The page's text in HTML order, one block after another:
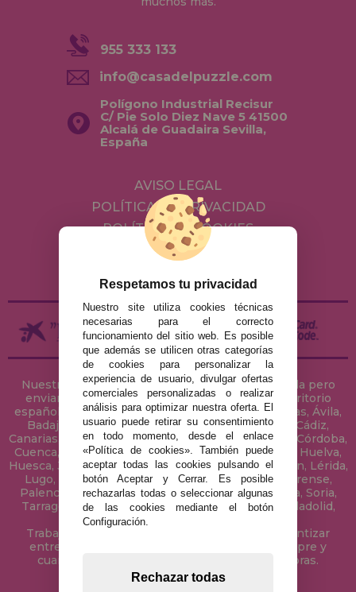
955 333 133
info@casadelpuzzle.com
Polígono Industrial Recisur
C/ Pie Solo Diez Nave 5 41500
Alcalá de Guadaira Sevilla,
España
AVISO LEGAL
POLÍTICA DE PRIVACIDAD
POLÍTICA DE COOKIES
ENVÍOS Y DEVOLUCIONES
Nuestra tienda de puzzles está ubicada en Sevilla pero
enviamos tus puzzles a cualquier ciudad del territorio
español: Álava, Albacete, Alicante, Almería, Asturias, Ávila,
Badajoz, Baleares, Barcelona, Burgos, Cáceres, Cádiz,
Canarias, Cantabria, Castellón, Ceuta, Ciudad Real, Córdoba,
Cuenca, Gerona, Granada, Guadalajara, Guipúzcoa, Huelva,
Huesca, Jaén, La Coruña, La Rioja, Las Palmas, Leon, Lérida,
Lugo, Madrid, Málaga, Melilla, Murcia, Navarra, Orense,
Palencia, Pontevedra, Salamanca, Segovia, Sevilla, Soria,
Tarragona, Tenerife, Teruel, Toledo, Valencia, Valladolid,
Vizcaya, Zamora y Zaragoza.
Trabajamos con Stocks permanentes para garantizar
entregas rápidas en territorio peninsular, siempre y
cuando el pedido se realice antes de las 18 horas.
Respetamos tu privacidad
Nuestro site utiliza cookies técnicas
necesarias para el correcto
funcionamiento del sitio web. Es posible
que además se utilicen otras categorías
de cookies para personalizar la
experiencia de usuario, divulgar ofertas
comerciales personalizadas o realizar
análisis para optimizar nuestra oferta. El
usuario puede retirar su consentimiento
en todo momento, desde el enlace
«Política de cookies». También puede
aceptar todas las cookies pulsando el
botón Aceptar y Cerrar. Es posible
rechazarlas todas o seleccionar algunas
de las cookies mediante el botón
Configuración.
Rechazar todas